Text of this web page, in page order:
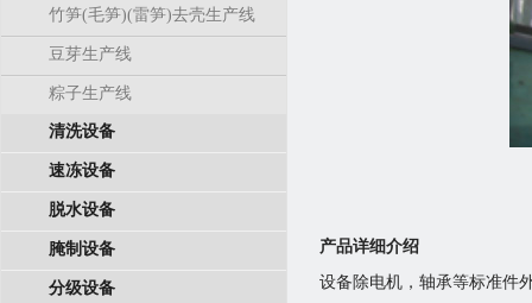
竹笋(毛笋)(雷笋)去壳生产线
豆芽生产线
粽子生产线
清洗设备
速冻设备
脱水设备
腌制设备
分级设备
产品详细介绍
设备除电机，轴承等标准件